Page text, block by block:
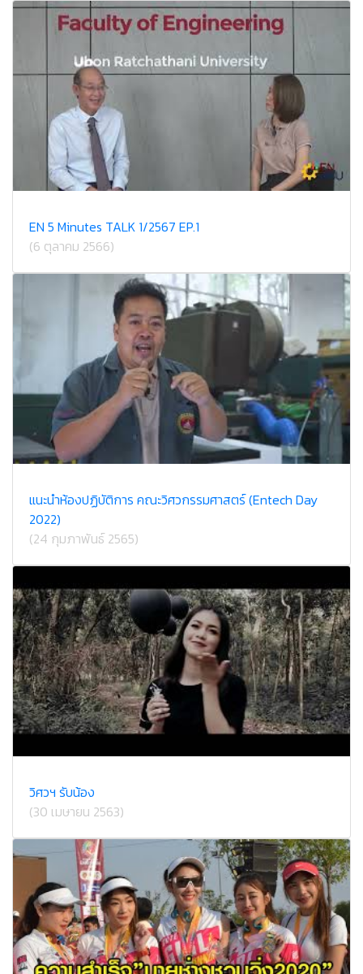
EN 5 Minutes TALK 1/2567 EP.1
(6 ตุลาคม 2566)
แนะนำห้องปฏิบัติการ คณะวิศวกรรมศาสตร์ (Entech Day
2022)
(24 กุมภาพันธ์ 2565)
วิศวฯ รับน้อง
(30 เมษายน 2563)